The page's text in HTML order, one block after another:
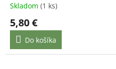
Skladom (1 ks)
5,80 €
Do košíka